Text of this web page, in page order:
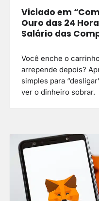
Viciado em
Ouro das 24
Salário das
Você enche o
arrepende depois?
simples para
ver o dinheiro sobrar.